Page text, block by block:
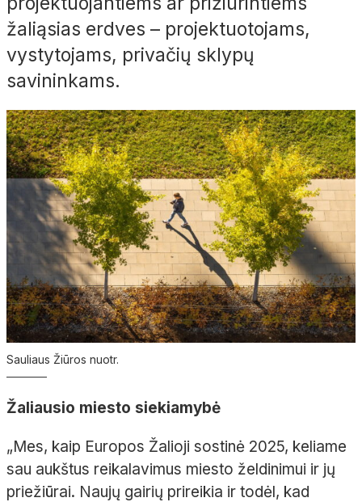
žaliąsias erdves – projektuotojams,
vystytojams, privačių sklypų
savininkams.
Sauliaus Žiūros nuotr.
Žaliausio miesto siekiamybė
„Mes, kaip Europos Žalioji sostinė 2025, keliame
sau aukštus reikalavimus miesto želdinimui ir jų
priežiūrai. Naujų gairių prireikia ir todėl, kad